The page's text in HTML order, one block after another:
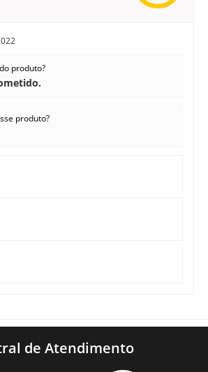
produto?
produto?
de Atendimento